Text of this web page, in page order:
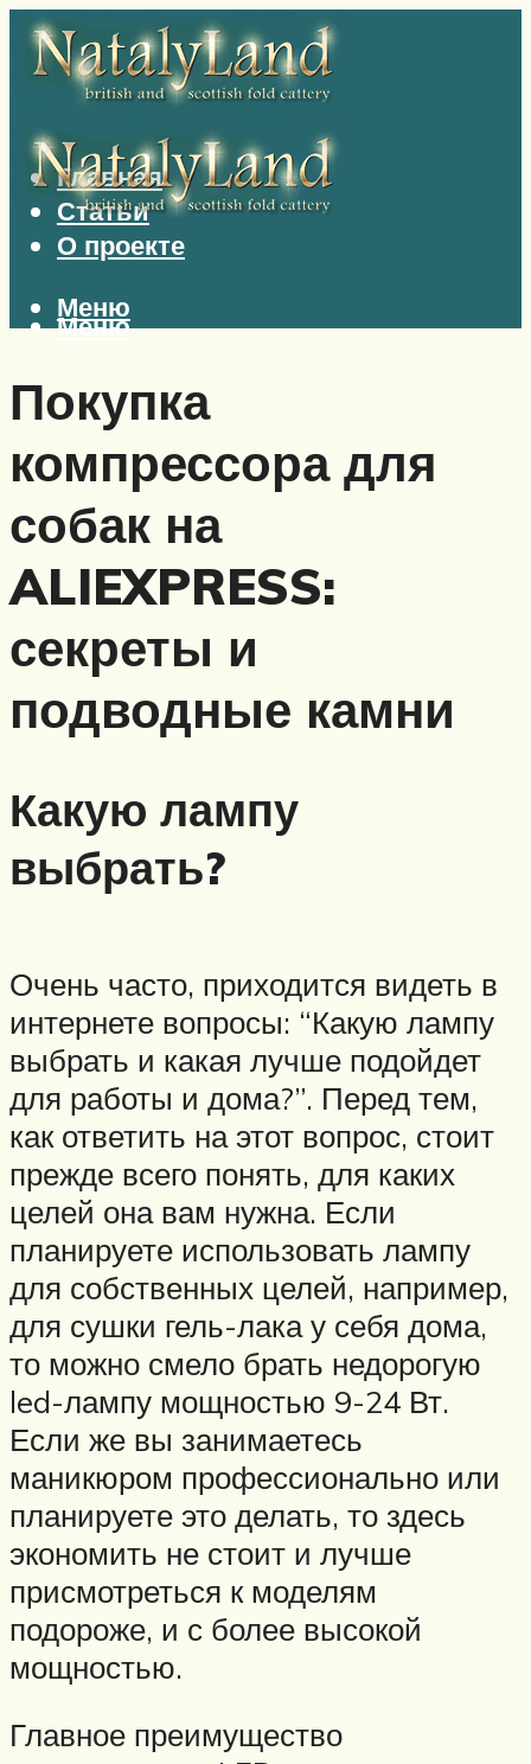
Главная
Статьи
О проекте
Меню
Меню
Покупка
компрессора для
собак на
ALIEXPRESS:
секреты и
подводные камни
Какую лампу
выбрать?
Очень часто, приходится видеть в
интернете вопросы: “Какую лампу
выбрать и какая лучше подойдет
для работы и дома?”. Перед тем,
как ответить на этот вопрос, стоит
прежде всего понять, для каких
целей она вам нужна. Если
планируете использовать лампу
для собственных целей, например,
для сушки гель-лака у себя дома,
то можно смело брать недорогую
led-лампу мощностью 9-24 Вт.
Если же вы занимаетесь
маникюром профессионально или
планируете это делать, то здесь
экономить не стоит и лучше
присмотреться к моделям
подороже, и с более высокой
мощностью.
Главное преимущество